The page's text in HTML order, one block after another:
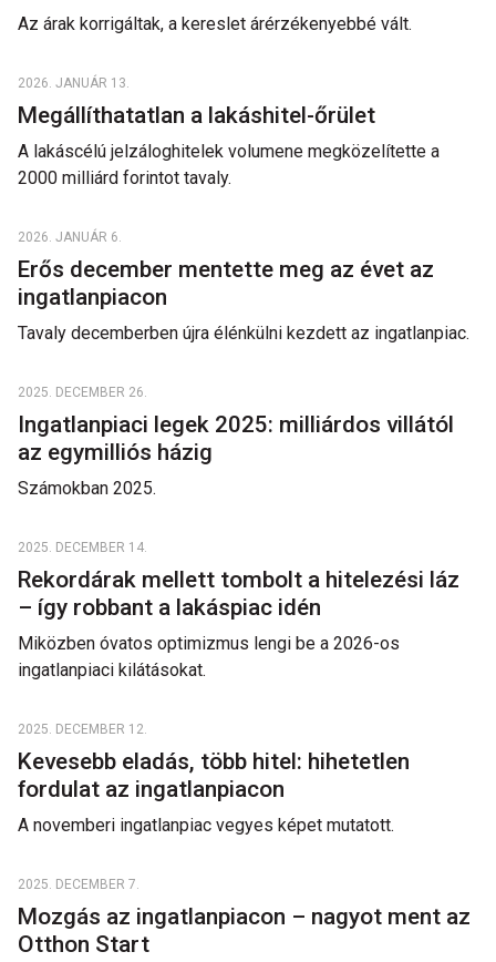
Az árak korrigáltak, a kereslet árérzékenyebbé vált.
2026. JANUÁR 13.
Megállíthatatlan a lakáshitel-őrület
A lakáscélú jelzáloghitelek volumene megközelítette a
2000 milliárd forintot tavaly.
2026. JANUÁR 6.
Erős december mentette meg az évet az
ingatlanpiacon
Tavaly decemberben újra élénkülni kezdett az ingatlanpiac.
2025. DECEMBER 26.
Ingatlanpiaci legek 2025: milliárdos villától
az egymilliós házig
Számokban 2025.
2025. DECEMBER 14.
Rekordárak mellett tombolt a hitelezési láz
– így robbant a lakáspiac idén
Miközben óvatos optimizmus lengi be a 2026-os
ingatlanpiaci kilátásokat.
2025. DECEMBER 12.
Kevesebb eladás, több hitel: hihetetlen
fordulat az ingatlanpiacon
A novemberi ingatlanpiac vegyes képet mutatott.
2025. DECEMBER 7.
Mozgás az ingatlanpiacon – nagyot ment az
Otthon Start